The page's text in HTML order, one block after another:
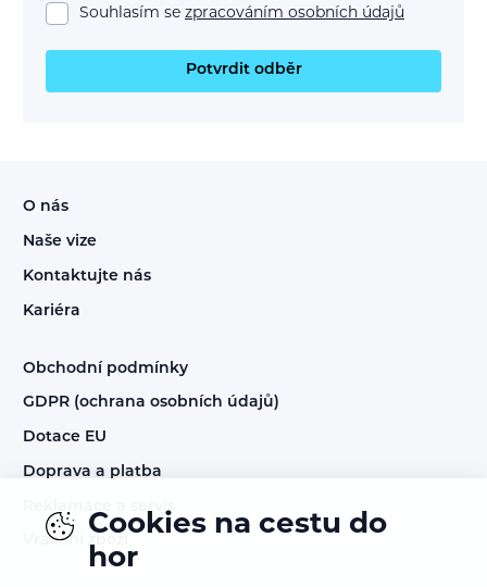
Souhlasím se zpracováním osobních údajů
Potvrdit odběr
O nás
Naše vize
Kontaktujte nás
Kariéra
Obchodní podmínky
GDPR (ochrana osobních údajů)
Dotace EU
Doprava a platba
Reklamace a servis
Vrácení zboží
Cookies na cestu do
hor